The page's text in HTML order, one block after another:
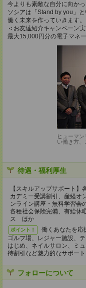
今よりも素敵な自分に向か
ソシアは「Stand by you」
働く未来を作っていきます。
＜お友達紹介キャンペーン
最大15,000円分の電子マネ
ヒューマン
い働き方、
待遇・福利厚生
【スキルアップサポート
カデミー受講割引、産経オ
ンライン講座・無料学習会
各種社会保険完備、有給休
ス ほか
ポイント！
働くあなたを応
ゴルフ場、レジャー施設、
はじめ、ネイルサロン、ミ
待割引など魅力的なサポート
フォローについて